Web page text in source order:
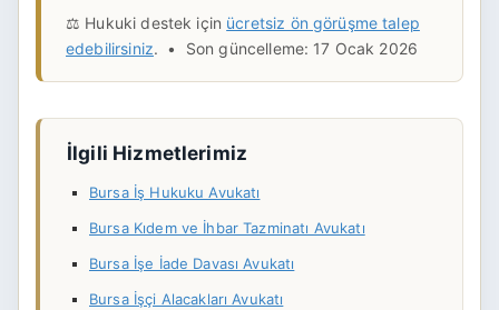
⚖️ Hukuki destek için ücretsiz ön görüşme talep
edebilirsiniz. • Son güncelleme: 17 Ocak 2026
İlgili Hizmetlerimiz
Bursa İş Hukuku Avukatı
Bursa Kıdem ve İhbar Tazminatı Avukatı
Bursa İşe İade Davası Avukatı
Bursa İşçi Alacakları Avukatı